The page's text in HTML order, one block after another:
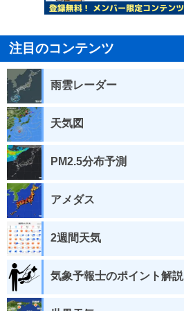
注目のコンテンツ
雨雲レーダー
天気図
PM2.5分布予測
アメダス
2週間天気
気象予報士のポイント解説